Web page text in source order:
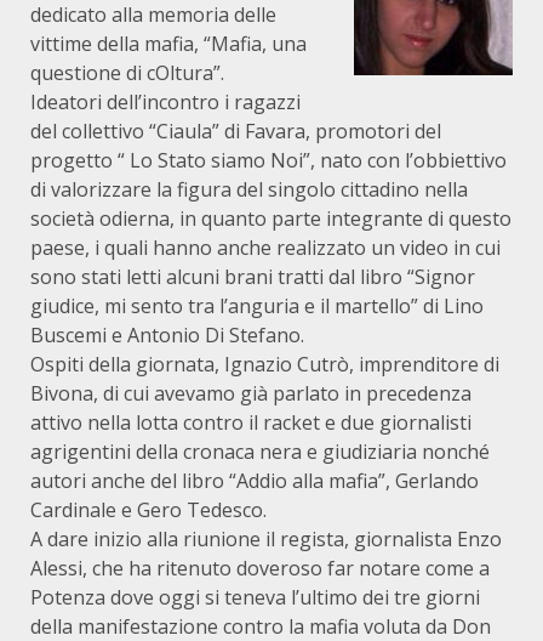
dedicato alla memoria delle
vittime della mafia, “Mafia, una
questione di cOltura”.
Ideatori dell’incontro i ragazzi
del collettivo “Ciaula” di Favara, promotori del
progetto “ Lo Stato siamo Noi”, nato con l’obbiettivo
di valorizzare la figura del singolo cittadino nella
società odierna, in quanto parte integrante di questo
paese, i quali hanno anche realizzato un video in cui
sono stati letti alcuni brani tratti dal libro “Signor
giudice, mi sento tra l’anguria e il martello” di Lino
Buscemi e Antonio Di Stefano.
Ospiti della giornata, Ignazio Cutrò, imprenditore di
Bivona, di cui avevamo già parlato in precedenza
attivo nella lotta contro il racket e due giornalisti
agrigentini della cronaca nera e giudiziaria nonché
autori anche del libro “Addio alla mafia”, Gerlando
Cardinale e Gero Tedesco.
A dare inizio alla riunione il regista, giornalista Enzo
Alessi, che ha ritenuto doveroso far notare come a
Potenza dove oggi si teneva l’ultimo dei tre giorni
della manifestazione contro la mafia voluta da Don